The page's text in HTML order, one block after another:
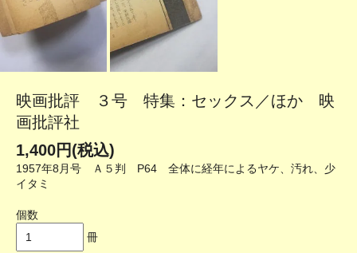
映画批評 ３号 特集：セックス／ほか 映
画批評社
1,400円(税込)
1957年8月号 Ａ５判 P64 全体に経年によるヤケ、汚れ、少
イタミ
個数
冊